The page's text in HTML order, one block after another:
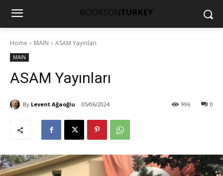
Home MAIN ASAM Yayınları
MAIN
ASAM Yayınları
By Levent Ağaoğlu 05/06/2024 0
996